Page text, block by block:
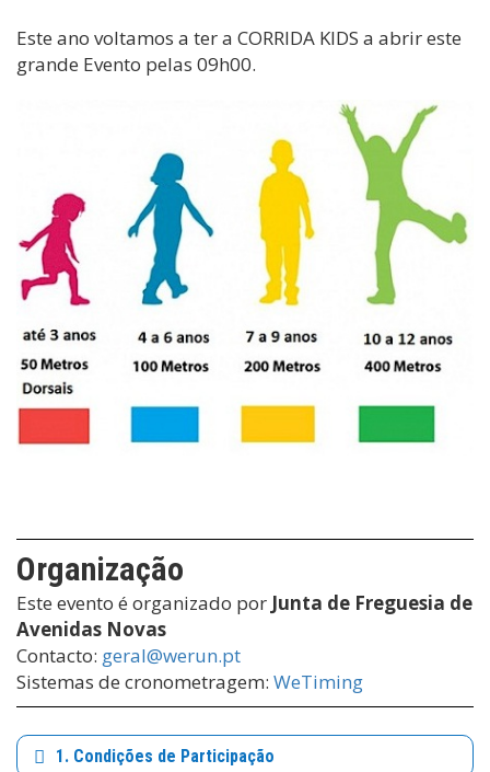
Este ano voltamos a ter a CORRIDA KIDS a abrir este
grande Evento pelas 09h00.
Organização
Este evento é organizado por Junta de Freguesia de
Avenidas Novas
Contacto: geral@werun.pt
Sistemas de cronometragem: WeTiming
1. Condições de Participação